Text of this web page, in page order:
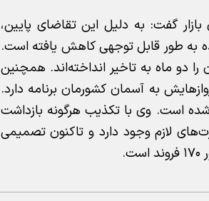
گفت: به دلیل این تقاضای پایین،
به طور قابل توجهی کاهش یافته است.
دو ماه به تاخیر انداخته‌اند. همچنین
به آسمان کشورمان برنامه دارد.
است. وی با تکذیب هرگونه بازداشت
لازم وجود دارد و تاکنون تصمیمی